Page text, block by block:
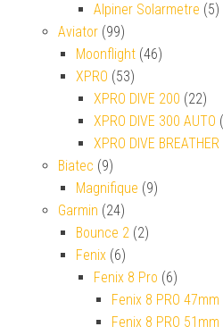
Alpiner Solarmetre (5)
Aviator (99)
Moonflight (46)
XPRO (53)
XPRO DIVE 200 (22)
XPRO DIVE 300 AUTO
XPRO DIVE
Biatec (9)
Magnifique (9)
Garmin (24)
Bounce 2 (2)
Fenix (6)
Fenix 8 Pro (6)
Fenix 8 PRO 47mm
Fenix 8 PRO 51mm